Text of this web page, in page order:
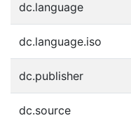
dc.language
dc.language.iso
dc.publisher
dc.source